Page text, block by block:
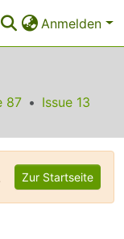
Anmelden
87
Issue 13
Zur Startseite